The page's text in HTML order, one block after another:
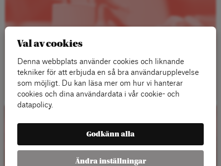
Läs mer
Kalender
Val av cookies
Denna webbplats använder cookies och liknande
tekniker för att erbjuda en så bra användarupplevelse
som möjligt. Du kan läsa mer om hur vi hanterar
cookies och dina användardata i vår cookie- och
datapolicy.
Godkänn alla
Ändra inställningar